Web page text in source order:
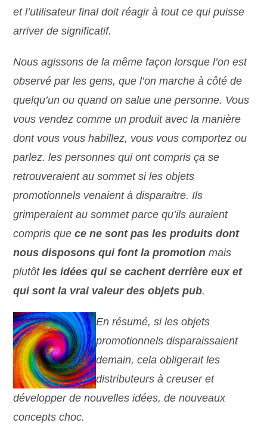
et l’utilisateur final doit réagir à tout ce qui puisse
arriver de significatif.
Nous agissons de la même façon lorsque l’on est
observé par les gens, que l’on marche à côté de
quelqu’un ou quand on salue une personne. Vous
vous vendez comme un produit avec la manière
dont vous vous habillez, vous vous comportez ou
parlez. les personnes qui ont compris ça se
retrouveraient au sommet si les objets
promotionnels venaient à disparaitre. Ils
grimperaient au sommet parce qu’ils auraient
compris quece ne sont pas les produits dont
nous disposons qui font la promotion mais
plutôtles idées qui se cachent derrière eux et
qui sont la vrai valeur des objets pub.
En résumé, si les objets
promotionnels disparaissaient
demain, cela obligerait les
distributeurs à creuser et
développer de nouvelles idées, de nouveaux
concepts choc.